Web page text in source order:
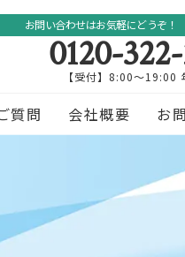
お問い合わせはお気軽にどうぞ！
0120-
【受付】8:00～19:00
質問 会社概要 お